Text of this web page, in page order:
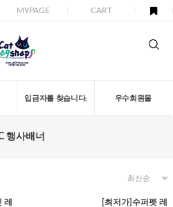
MYPAGE CART
입금자를 찾습니다. 우수회원몰
행사배너
레
[최저가]수퍼펫 레